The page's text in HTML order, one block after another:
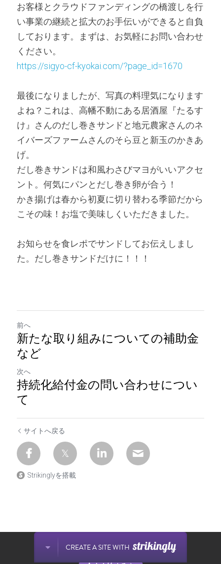
お客様とクラウドファンディングの橋渡しを行
い事業の継続と拡大のお手伝いができると自負
しております。まずは、お気軽にお問い合わせ
ください。
https://sigyo-cf-kyokai.com/?page_id=1670
最後になりましたが、写真の料理気になります
よね？これは、高幡不動にある居酒屋『たるす
け』さんのだし巻きサンドと地元農家さんのネ
イバーズファームさんのそら豆と新玉のかきあ
げ。
だし巻きサンドは和風わさびマヨがいいアクセ
ント。何気にパンとだし巻き卵が合う！
かき揚げは春から初夏に切り替わる季節だから
こその味！お塩で美味しくいただきました。
お知らせを食レポでサンドしてお伝えしまし
た。だし巻きサンドだけに！！！
前へ
新たな取り組みについての補助金
など
次へ
持続化給付金の問い合わせについ
て
サイトへ戻る
Strikinglyを搭載
CREATE A SITE WITH
今すぐに無料でウェブサイトを作成しましょう！